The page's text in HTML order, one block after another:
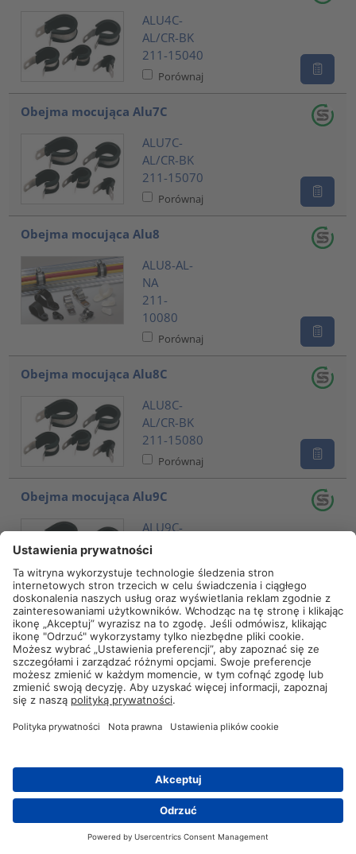
ALU4C-
AL/CR-BK
211-15040
Porównaj
Obejma mocująca Alu7C
ALU7C-
AL/CR-BK
211-15070
Porównaj
Obejma mocująca Alu8
ALU8-AL-
NA
211-
10080
Porównaj
Obejma mocująca Alu8C
ALU8C-
AL/CR-BK
211-15080
Porównaj
Obejma mocująca Alu9C
ALU9C-
AL/CR-BK
Porównaj
Cokół mocujący TY8H1
TY8H1-PA66-
NA
151-22819
Porównaj
FKH30-PA66HIR-BK
151-16300
Porównaj
Kontakt